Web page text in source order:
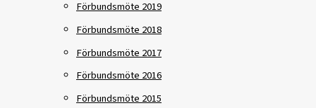
Förbundsmöte 2019
Förbundsmöte 2018
Förbundsmöte 2017
Förbundsmöte 2016
Förbundsmöte 2015